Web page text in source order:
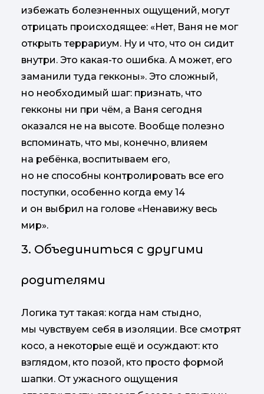
избежать болезненных ощущений, могут
отрицать происходящее: «Нет, Ваня не мог
открыть террариум. Ну и что, что он сидит
внутри. Это какая-то ошибка. А может, его
заманили туда гекконы». Это сложный,
но необходимый шаг: признать, что
гекконы ни при чём, а Ваня сегодня
оказался не на высоте. Вообще полезно
вспоминать, что мы, конечно, влияем
на ребёнка, воспитываем его,
но не способны контролировать все его
поступки, особенно когда ему 14
и он выбрил на голове «Ненавижу весь
мир».
3. Объединиться с другими
родителями
Логика тут такая: когда нам стыдно,
мы чувствуем себя в изоляции. Все смотрят
косо, а некоторые ещё и осуждают: кто
взглядом, кто позой, кто просто формой
шапки. От ужасного ощущения